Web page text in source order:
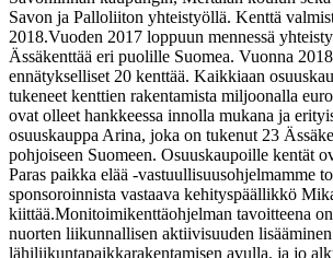
Savon ja Palloliiton yhteistyöllä. Kenttä
2018.Vuoden 2017 loppuun mennessä
Ässäkenttää eri puolille Suomea. Vuonna
ennätykselliset 20 kenttää. Kaikkiaan
tukeneet kenttien rakentamista miljoonalla
ovat olleet hankkeessa innolla mukana ja
osuuskauppa Arina, joka on tukenut 23
pohjoiseen Suomeen. Osuuskaupoille kentät
Paras paikka elää -vastuullisuusohjelmamme
sponsoroinnista vastaava kehityspäällikkö
kiittää.Monitoimikenttäohjelman tavoitteena
nuorten liikunnallisen aktiivisuuden lisääminen
lähiliikuntapaikkarakentamisen avulla, ja jo